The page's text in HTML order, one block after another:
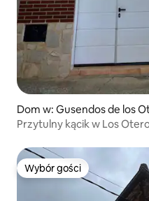
Dom w: Gusendos de los
Przytulny kącik w Los
Wybór gości
Wybór gości